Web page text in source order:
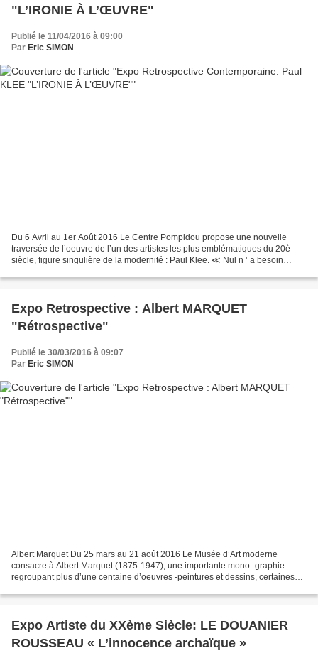
"L’IRONIE À L’ŒUVRE"
Publié le 11/04/2016 à 09:00
Par Eric SIMON
Du 6 Avril au 1er Août 2016 Le Centre Pompidou propose une nouvelle
traversée de l’oeuvre de l’un des artistes les plus emblématiques du 20è
siècle, figure singulière de la modernité : Paul Klee. ≪ Nul n ’ a besoin
Expo Retrospective : Albert MARQUET
"Rétrospective"
Publié le 30/03/2016 à 09:07
Par Eric SIMON
Albert Marquet Du 25 mars au 21 août 2016 Le Musée d’Art moderne
consacre à Albert Marquet (1875-1947), une importante mono- graphie
regroupant plus d’une centaine d’oeuvres -peintures et dessins, certaines
Expo Artiste du XXème Siècle: LE DOUANIER
ROUSSEAU « L’innocence archaïque »